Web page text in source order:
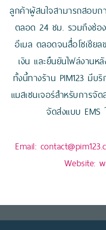
ลูกค้าผู้สนใจสามารถสอบถ
ตลอด 24 ชม. รวมถึงช่อ
อีเมล ตลอดจนสื่อโซเชียล
เงิน และยืนยันไฟล์งานห
ทั้งนี้ทางร้าน PIM123 มีบ
แมสเซนเจอร์สำหรับการจั
จัดส่งแบบ EMS
Email:
Website: